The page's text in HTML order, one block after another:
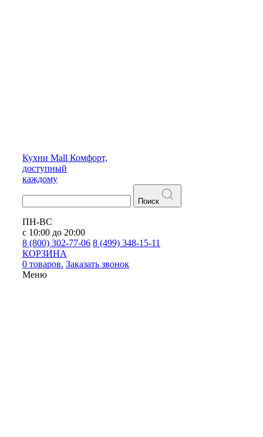
Кухни Mall Комфорт,
доступный
каждому
Поиск
ПН-ВС
с 10:00 до 20:00
8 (800) 302-77-06 8 (499) 348-15-11
КОРЗИНА
0 товаров. Заказать звонок
Меню